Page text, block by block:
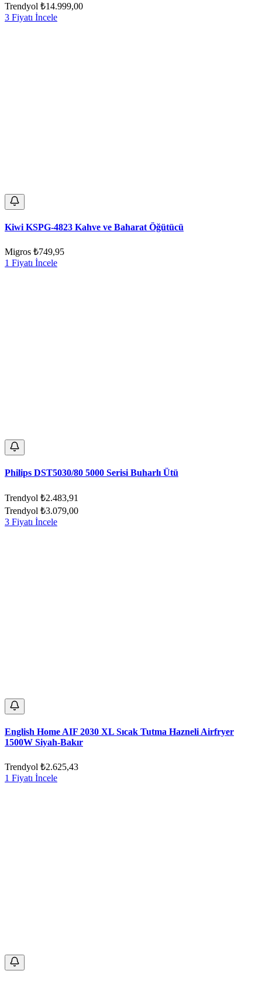
Trendyol ₺14.999,00
3 Fiyatı İncele
Kiwi KSPG-4823 Kahve ve Baharat Öğütücü
Migros ₺749,95
1 Fiyatı İncele
Philips DST5030/80 5000 Serisi Buharlı Ütü
Trendyol ₺2.483,91
Trendyol ₺3.079,00
3 Fiyatı İncele
English Home AIF 2030 XL Sıcak Tutma Hazneli Airfryer
1500W Siyah-Bakır
Trendyol ₺2.625,43
1 Fiyatı İncele